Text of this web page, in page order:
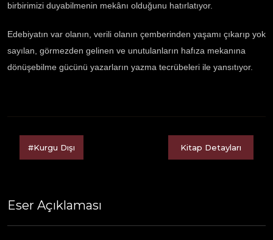
birbirimizi duyabilmenin mekânı olduğunu hatırlatıyor.
Edebiyatın var olanın, verili olanın çemberinden yaşamı çıkarıp yok
sayılan, görmezden gelinen ve unutulanların hafıza mekanına
dönüşebilme gücünü yazarların yazma tecrübeleri ile yansıtıyor.
#Kurgu Dışı Kitap Detayları
Eser Açıklaması